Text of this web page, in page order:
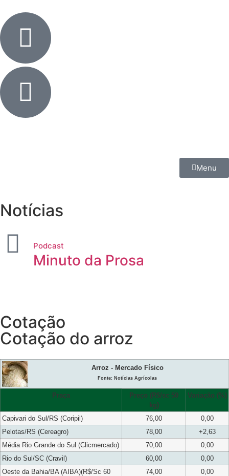
Menu
Notícias
Podcast
Minuto da Prosa
Cotação
Cotação do arroz
Arroz - Mercado Físico
Fonte: Notícias Agrícolas
Praça
Preço (R$/sc 50
kg)
Variação (%)
Capivari do Sul/RS (Coripil) 76,00
0,00
Pelotas/RS (Cereagro)
78,00
+2,63
Média Rio Grande do Sul (Clicmercado)
70,00
0,00
Rio do Sul/SC (Cravil)
60,00
0,00
Oeste da Bahia/BA (AIBA)(R$/Sc 60
74,00 0,00